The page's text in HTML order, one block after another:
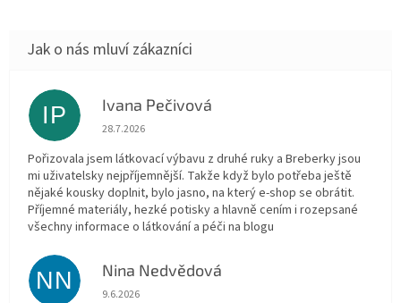
IP Ivana Pečivová
Hodnocení obchodu je 5 z 5 hvězdiček.
28.7.2026
Pořizovala jsem látkovací výbavu z druhé ruky a Breberky jsou
mi uživatelsky nejpříjemnější. Takže když bylo potřeba ještě
nějaké kousky doplnit, bylo jasno, na který e-shop se obrátit.
Příjemné materiály, hezké potisky a hlavně cením i rozepsané
všechny informace o látkování a péči na blogu
NN Nina Nedvědová
Hodnocení obchodu je 5 z 5 hvězdiček.
9.6.2026